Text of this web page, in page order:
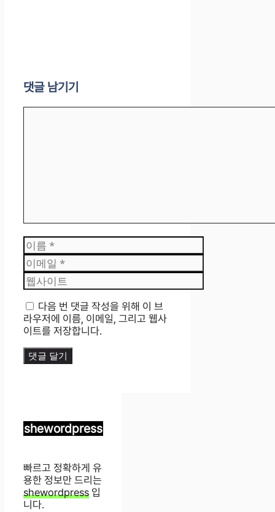
댓글 남기기
이
름
이
메
일
웹
사
이
트
다음 번 댓글 작성을 위해 이 브
라우저에 이름, 이메일, 그리고 웹사
이트를 저장합니다.
shewordpress
빠르고 정확하게 유
용한 정보만 드리는
shewordpress 입
니다.